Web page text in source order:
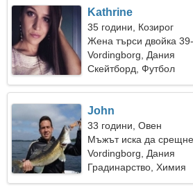
Kathrine
35 години, Козирог
Жена търси двойка
Vordingborg, Дания
Скейтборд, Футбол
John
33 години, Овен
Мъжът иска да
Vordingborg, Дания
Градинарство, Химия